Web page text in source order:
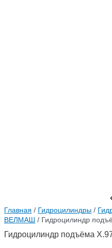
Главная / Гидроцилиндры /
ВЕЛМАШ / Гидроцилиндр
Гидроцилиндр подъёма